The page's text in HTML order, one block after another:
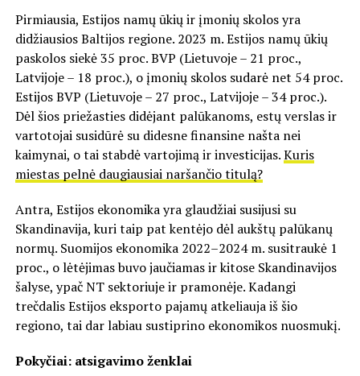
Pirmiausia, Estijos namų ūkių ir įmonių skolos yra
didžiausios Baltijos regione. 2023 m. Estijos namų ūkių
paskolos siekė 35 proc. BVP (Lietuvoje – 21 proc.,
Latvijoje – 18 proc.), o įmonių skolos sudarė net 54 proc.
Estijos BVP (Lietuvoje – 27 proc., Latvijoje – 34 proc.).
Dėl šios priežasties didėjant palūkanoms, estų verslas ir
vartotojai susidūrė su didesne finansine našta nei
kaimynai, o tai stabdė vartojimą ir investicijas.Kuris
miestas pelnė daugiausiai naršančio titulą?
Antra, Estijos ekonomika yra glaudžiai susijusi su
Skandinavija, kuri taip pat kentėjo dėl aukštų palūkanų
normų. Suomijos ekonomika 2022–2024 m. susitraukė 1
proc., o lėtėjimas buvo jaučiamas ir kitose Skandinavijos
šalyse, ypač NT sektoriuje ir pramonėje. Kadangi
trečdalis Estijos eksporto pajamų atkeliauja iš šio
regiono, tai dar labiau sustiprino ekonomikos nuosmukį.
Pokyčiai: atsigavimo ženklai